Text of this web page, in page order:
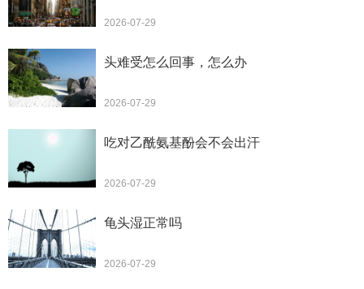
2026-07-29
头难受怎么回事，怎么办
2026-07-29
吃对乙酰氨基酚会不会出汗
2026-07-29
龟头湿正常吗
2026-07-29